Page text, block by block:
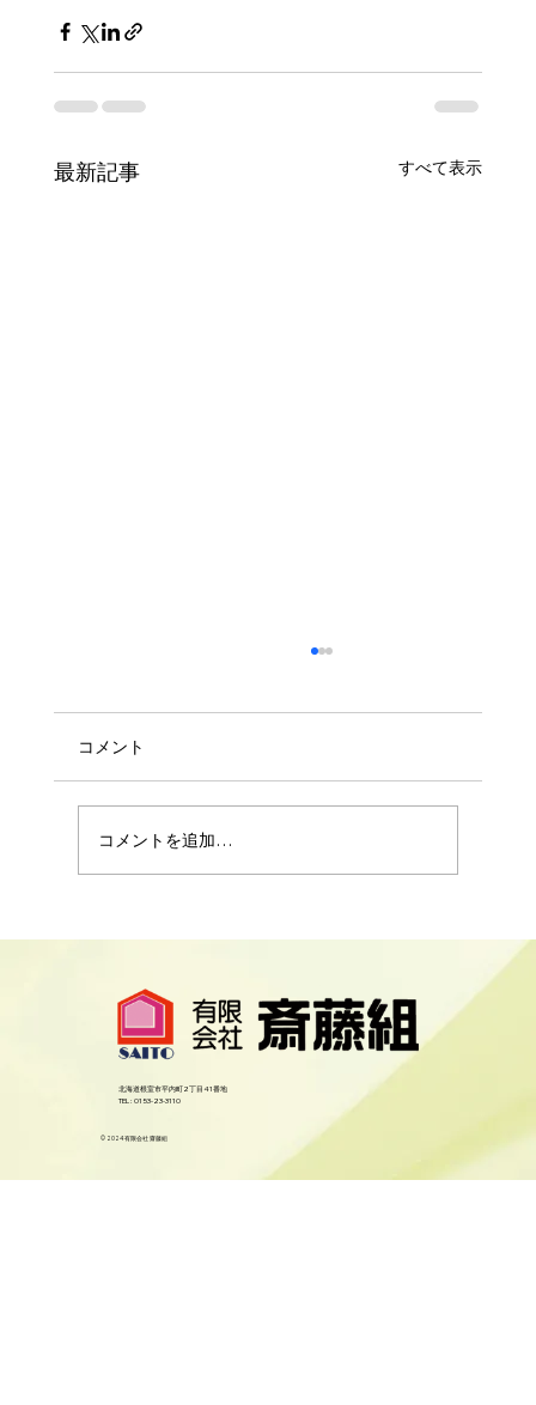
最新記事 すべて表示
根室市西浜町１０丁目１３６番２
コメント
コメントを追加…
北海道根室市平内町2丁目41番地
​TEL : 0153-23-3110
© 2024 有限会社 齋藤組